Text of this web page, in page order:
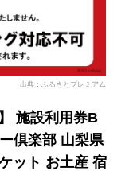
出典：ふるさとプレミアム
施設利用券B
倶楽部 山梨県
ット お土産 宿